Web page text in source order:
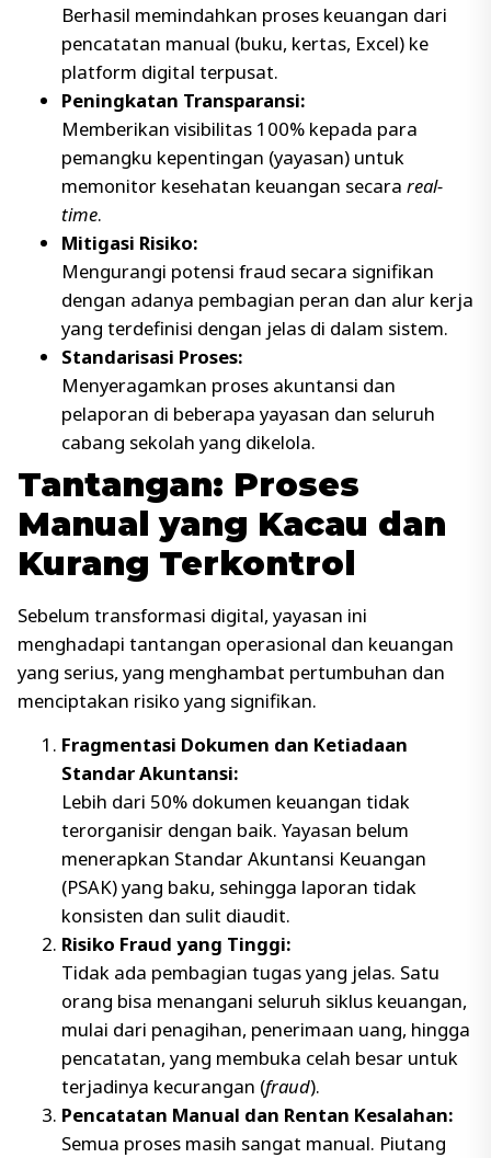
Berhasil memindahkan proses keuangan dari
pencatatan manual (buku, kertas, Excel) ke
platform digital terpusat.
Peningkatan Transparansi:
Memberikan visibilitas 100% kepada para
pemangku kepentingan (yayasan) untuk
memonitor kesehatan keuangan secara real-
time.
Mitigasi Risiko:
Mengurangi potensi fraud secara signifikan
dengan adanya pembagian peran dan alur kerja
yang terdefinisi dengan jelas di dalam sistem.
Standarisasi Proses:
Menyeragamkan proses akuntansi dan
pelaporan di beberapa yayasan dan seluruh
cabang sekolah yang dikelola.
Tantangan: Proses
Manual yang Kacau dan
Kurang Terkontrol
Sebelum transformasi digital, yayasan ini
menghadapi tantangan operasional dan keuangan
yang serius, yang menghambat pertumbuhan dan
menciptakan risiko yang signifikan.
Fragmentasi Dokumen dan Ketiadaan
Standar Akuntansi:
Lebih dari 50% dokumen keuangan tidak
terorganisir dengan baik. Yayasan belum
menerapkan Standar Akuntansi Keuangan
(PSAK) yang baku, sehingga laporan tidak
konsisten dan sulit diaudit.
Risiko Fraud yang Tinggi:
Tidak ada pembagian tugas yang jelas. Satu
orang bisa menangani seluruh siklus keuangan,
mulai dari penagihan, penerimaan uang, hingga
pencatatan, yang membuka celah besar untuk
terjadinya kecurangan (fraud).
Pencatatan Manual dan Rentan Kesalahan:
Semua proses masih sangat manual. Piutang